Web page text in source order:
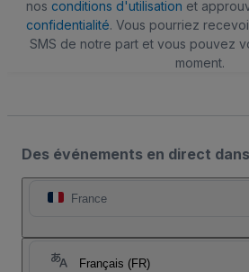
nos conditions d'utilisation et
confidentialité. Vous pourriez
SMS de notre part et vous pouvez
moment.
Des événements en direct
France
Français (FR)